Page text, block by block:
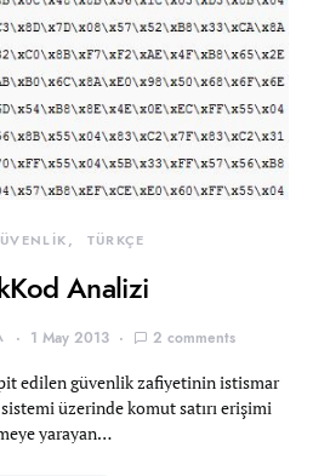
TÜRKÇE
Analizi
1 May 2013 2 comments
edilen güvenlik zafiyetinin istismar
üzerinde komut satırı erişimi
yarayan…